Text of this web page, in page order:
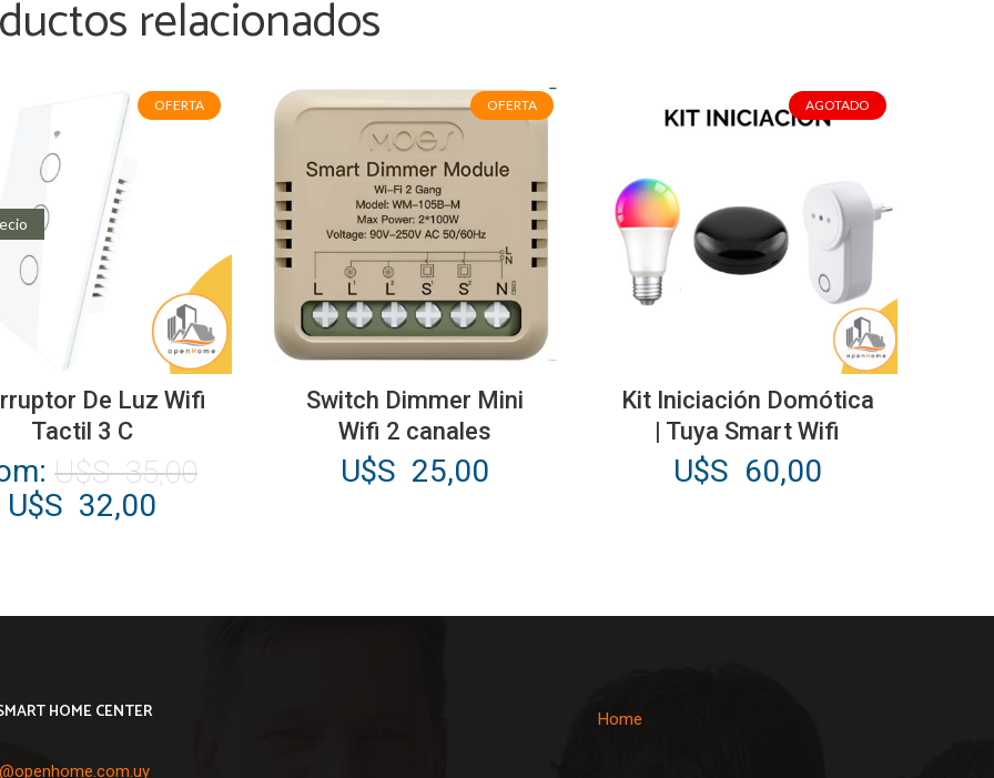
relacionados
OFERTA
variantes.
Las
De Luz Wifi
Tactil 3 C
U$S35,00El
35,00.
U$S 32,00El
U$S
OFERTA
Switch Dimmer Mini
Wifi 2 canales
U$S 25,00
AGOTADO
Kit Iniciación Domótica
| Tuya Smart Wifi
U$S 60,00
HOME CENTER Home